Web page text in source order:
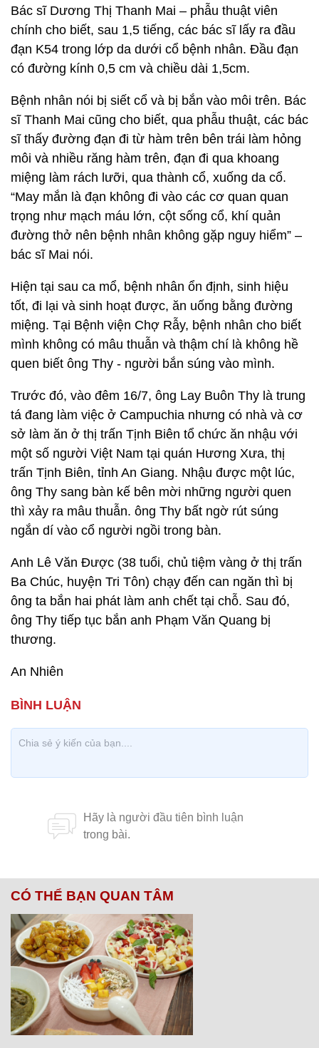
Bác sĩ Dương Thị Thanh Mai – phẫu thuật viên
chính cho biết, sau 1,5 tiếng, các bác sĩ lấy ra đầu
đạn K54 trong lớp da dưới cổ bệnh nhân. Đầu đạn
có đường kính 0,5 cm và chiều dài 1,5cm.
Bệnh nhân nói bị siết cổ và bị bắn vào môi trên. Bác
sĩ Thanh Mai cũng cho biết, qua phẫu thuật, các bác
sĩ thấy đường đạn đi từ hàm trên bên trái làm hỏng
môi và nhiều răng hàm trên, đạn đi qua khoang
miệng làm rách lưỡi, qua thành cổ, xuống da cổ.
“May mắn là đạn không đi vào các cơ quan quan
trọng như mạch máu lớn, cột sống cổ, khí quản
đường thở nên bệnh nhân không gặp nguy hiểm” –
bác sĩ Mai nói.
Hiện tại sau ca mổ, bệnh nhân ổn định, sinh hiệu
tốt, đi lại và sinh hoạt được, ăn uống bằng đường
miệng. Tại Bệnh viện Chợ Rẫy, bệnh nhân cho biết
mình không có mâu thuẫn và thậm chí là không hề
quen biết ông Thy - người bắn súng vào mình.
Trước đó, vào đêm 16/7, ông Lay Buôn Thy là trung
tá đang làm việc ở Campuchia nhưng có nhà và cơ
sở làm ăn ở thị trấn Tịnh Biên tổ chức ăn nhậu với
một số người Việt Nam tại quán Hương Xưa, thị
trấn Tịnh Biên, tỉnh An Giang. Nhậu được một lúc,
ông Thy sang bàn kế bên mời những người quen
thì xảy ra mâu thuẫn. ông Thy bất ngờ rút súng
ngắn dí vào cổ người ngồi trong bàn.
Anh Lê Văn Được (38 tuổi, chủ tiệm vàng ở thị trấn
Ba Chúc, huyện Tri Tôn) chạy đến can ngăn thì bị
ông ta bắn hai phát làm anh chết tại chỗ. Sau đó,
ông Thy tiếp tục bắn anh Phạm Văn Quang bị
thương.
An Nhiên
CÓ THỂ BẠN QUAN TÂM